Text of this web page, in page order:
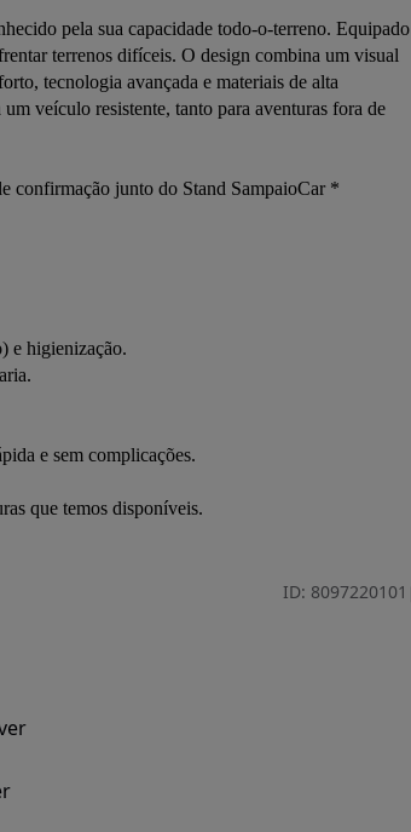
pela sua capacidade todo-o-terreno. Equipado
terrenos difíceis. O design combina um visual
tecnologia avançada e materiais de alta
veículo resistente, tanto para aventuras fora de
confirmação junto do Stand SampaioCar *
e higienização.
e sem complicações.
que temos disponíveis.
ID: 8097220101